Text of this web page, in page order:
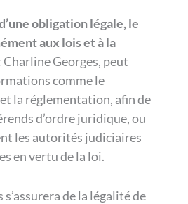
obligation légale, le
aux lois et à la
Charline Georges, peut
comme le
la réglementation, afin de
d’ordre juridique, ou
les autorités judiciaires
en vertu de la loi.
de la légalité de